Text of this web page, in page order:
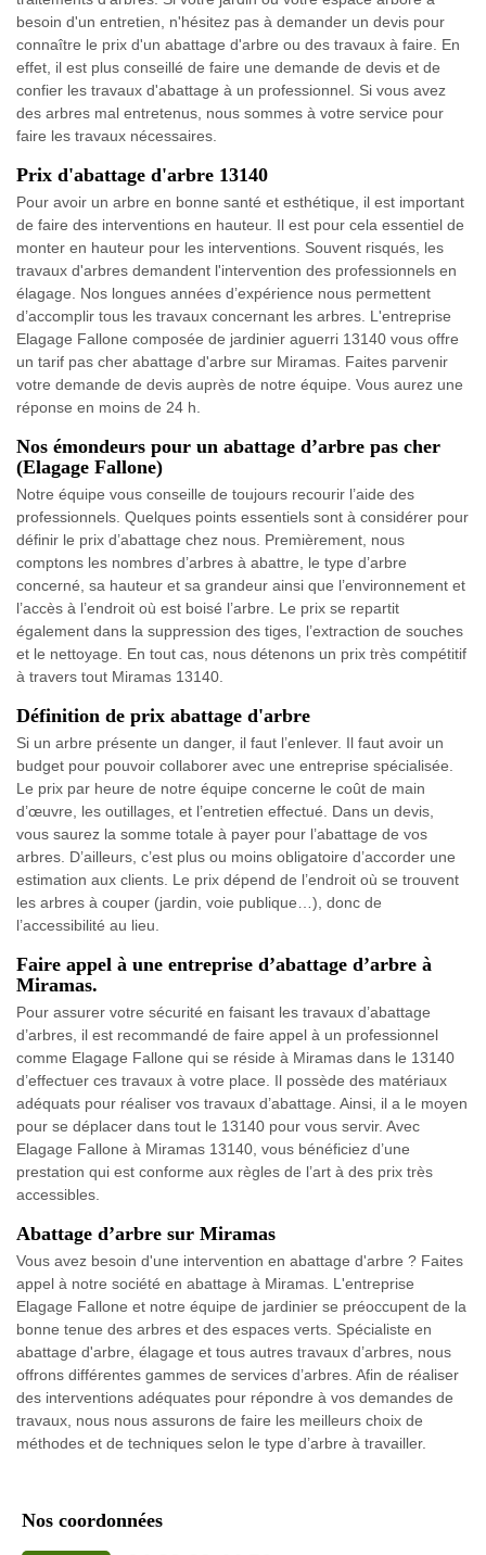
besoin d'un entretien, n'hésitez pas à demander un devis pour
connaître le prix d'un abattage d'arbre ou des travaux à faire. En
effet, il est plus conseillé de faire une demande de devis et de
confier les travaux d'abattage à un professionnel. Si vous avez
des arbres mal entretenus, nous sommes à votre service pour
faire les travaux nécessaires.
Prix d'abattage d'arbre 13140
Pour avoir un arbre en bonne santé et esthétique, il est important
de faire des interventions en hauteur. Il est pour cela essentiel de
monter en hauteur pour les interventions. Souvent risqués, les
travaux d'arbres demandent l'intervention des professionnels en
élagage. Nos longues années d’expérience nous permettent
d’accomplir tous les travaux concernant les arbres. L'entreprise
Elagage Fallone composée de jardinier aguerri 13140 vous offre
un tarif pas cher abattage d'arbre sur Miramas. Faites parvenir
votre demande de devis auprès de notre équipe. Vous aurez une
réponse en moins de 24 h.
Nos émondeurs pour un abattage d’arbre pas cher
(Elagage Fallone)
Notre équipe vous conseille de toujours recourir l’aide des
professionnels. Quelques points essentiels sont à considérer pour
définir le prix d’abattage chez nous. Premièrement, nous
comptons les nombres d’arbres à abattre, le type d’arbre
concerné, sa hauteur et sa grandeur ainsi que l’environnement et
l’accès à l’endroit où est boisé l’arbre. Le prix se repartit
également dans la suppression des tiges, l’extraction de souches
et le nettoyage. En tout cas, nous détenons un prix très compétitif
à travers tout Miramas 13140.
Définition de prix abattage d'arbre
Si un arbre présente un danger, il faut l’enlever. Il faut avoir un
budget pour pouvoir collaborer avec une entreprise spécialisée.
Le prix par heure de notre équipe concerne le coût de main
d’œuvre, les outillages, et l’entretien effectué. Dans un devis,
vous saurez la somme totale à payer pour l’abattage de vos
arbres. D’ailleurs, c’est plus ou moins obligatoire d’accorder une
estimation aux clients. Le prix dépend de l’endroit où se trouvent
les arbres à couper (jardin, voie publique…), donc de
l’accessibilité au lieu.
Faire appel à une entreprise d’abattage d’arbre à
Miramas.
Pour assurer votre sécurité en faisant les travaux d’abattage
d’arbres, il est recommandé de faire appel à un professionnel
comme Elagage Fallone qui se réside à Miramas dans le 13140
d’effectuer ces travaux à votre place. Il possède des matériaux
adéquats pour réaliser vos travaux d’abattage. Ainsi, il a le moyen
pour se déplacer dans tout le 13140 pour vous servir. Avec
Elagage Fallone à Miramas 13140, vous bénéficiez d’une
prestation qui est conforme aux règles de l’art à des prix très
accessibles.
Abattage d’arbre sur Miramas
Vous avez besoin d'une intervention en abattage d'arbre ? Faites
appel à notre société en abattage à Miramas. L'entreprise
Elagage Fallone et notre équipe de jardinier se préoccupent de la
bonne tenue des arbres et des espaces verts. Spécialiste en
abattage d'arbre, élagage et tous autres travaux d’arbres, nous
offrons différentes gammes de services d’arbres. Afin de réaliser
des interventions adéquates pour répondre à vos demandes de
travaux, nous nous assurons de faire les meilleurs choix de
méthodes et de techniques selon le type d’arbre à travailler.
Nos coordonnées